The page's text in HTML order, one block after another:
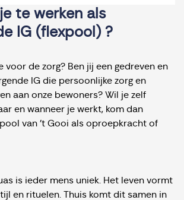
te werken als
IG (flexpool) ?
voor de zorg? Ben jij een gedreven en
IG die persoonlijke zorg en
aan onze bewoners? Wil je zelf
en wanneer je werkt, kom dan
van 't Gooi als oproepkracht of
is ieder mens uniek. Het leven vormt
en rituelen. Thuis komt dit samen in